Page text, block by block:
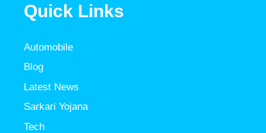
Quick Links
Automobile
Blog
Latest News
Sarkari Yojana
Tech